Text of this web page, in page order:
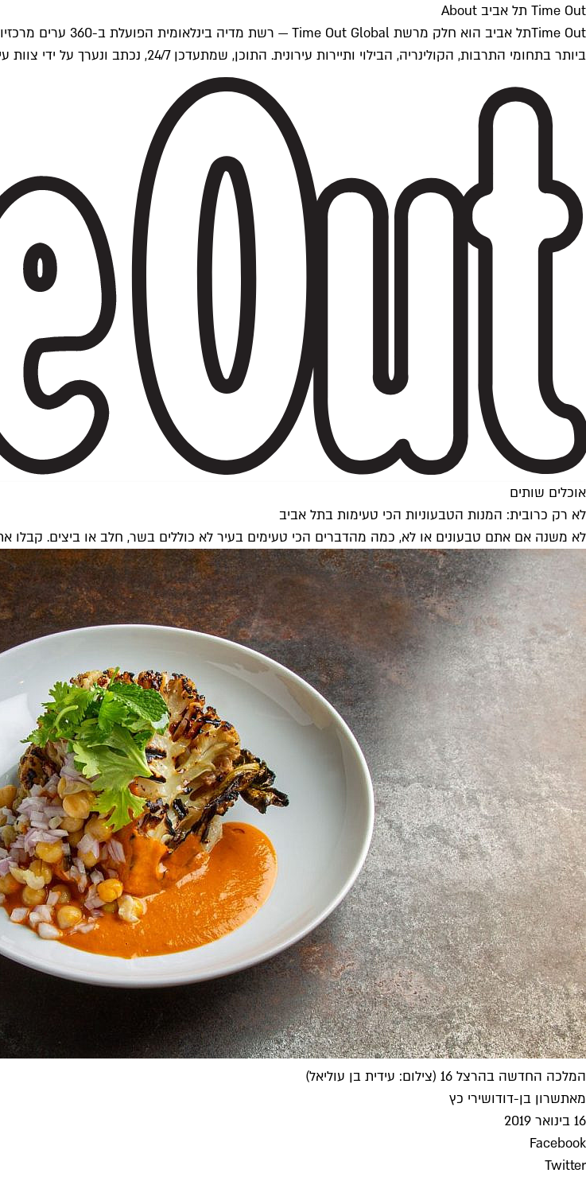
Time Out תל אביב About
ביותר בתחומי התרבות, הקולינריה, הבילוי ותיירות עירונית. התוכן, שמתעדכן 24/7, נכתב ונערך על ידי צוות עיתונאים מקצועי מקומי בישראל, בהתאם לסטנדרטים של Time Out העולמית.
אוכלים שותים
לא רק כרובית: המנות הטבעוניות הכי טעימות בתל אביב
לא משנה אם אתם טבעונים או לא, כמה מהדברים הכי טעימים בעיר לא כוללים בשר, חלב או ביצים. קבלו
המלכה החדשה בהרצל 16 (צילום: עידית בן עוליאל)
מאתשרון בן-דודושירי כץ
16 בינואר 2019
Facebook
Twitter